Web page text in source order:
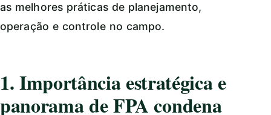
as melhores práticas de planejamento,
operação e controle no campo.
1. Importância estratégica e
panorama de FPA condena